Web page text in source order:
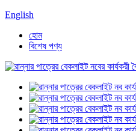
English
হোম
বিশেষ পণ্য